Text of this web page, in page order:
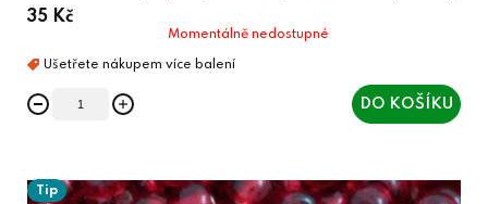
35 Kč
Momentálně nedostupné
DO KOŠÍKU
Tip